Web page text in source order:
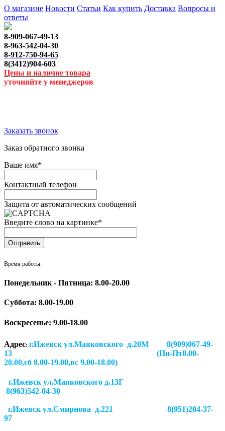
О магазине Новости Статьи Как купить Доставка Вопросы и
ответы
8-909-067-49-13
8-963-542-04-30
8-912-750-94-65
8(3412)904-603
Цены и наличие товара
уточняйте у менеджеров
Заказать звонок
Заказ обратного звонка
Ваше имя*
Контактный телефон
Защита от автоматических сообщений
Введите слово на картинке*
Время работы:
Понедельник - Пятница: 8.00-20.00
Суббота: 8.00-19.00
Воскресенье: 9.00-18.00
Адрес: г.Ижевск ул.Маяковского д.20М 8(909)067-49-
13 (Пн-Пт8.00-
20.00,сб 8.00-19.00,вс 9.00-18.00)
г.Ижевск ул.Маяковского д.13Г
8(963)542-04-30
г.Ижевск ул.Смирнова д.221
8(951)204-37-
97